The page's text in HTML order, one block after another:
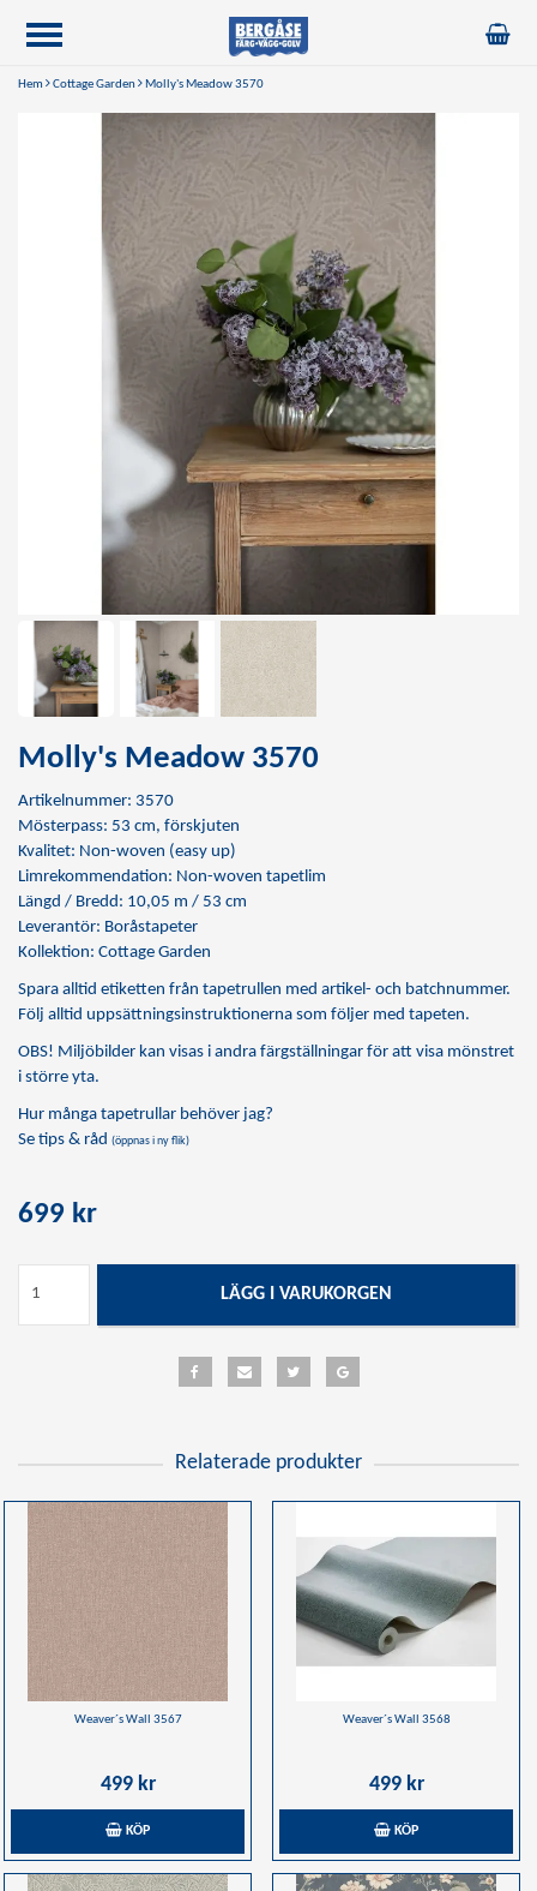
Hem Cottage Garden Molly's Meadow 3570
Molly's Meadow 3570
Artikelnummer: 3570
Mösterpass: 53 cm, förskjuten
Kvalitet: Non-woven (easy up)
Limrekommendation: Non-woven tapetlim
Längd / Bredd: 10,05 m / 53 cm
Leverantör: Boråstapeter
Kollektion: Cottage Garden
Spara alltid etiketten från tapetrullen med artikel- och batchnummer.
Följ alltid uppsättningsinstruktionerna som följer med tapeten.
OBS! Miljöbilder kan visas i andra färgställningar för att visa mönstret
i större yta.
Hur många tapetrullar behöver jag?
Se tips & råd (öppnas i ny flik)
699 kr
LÄGG I VARUKORGEN
Relaterade produkter
Weaver´s Wall 3567
499 kr
KÖP
Weaver´s Wall 3568
499 kr
KÖP